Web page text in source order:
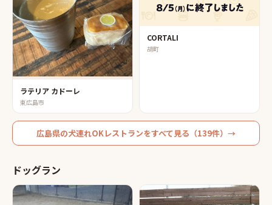
ラテリア カドーレ
東広島市
CORTALI
胡町
広島県の犬連れOKレストランをすべて見る（139件）→
ドッグラン